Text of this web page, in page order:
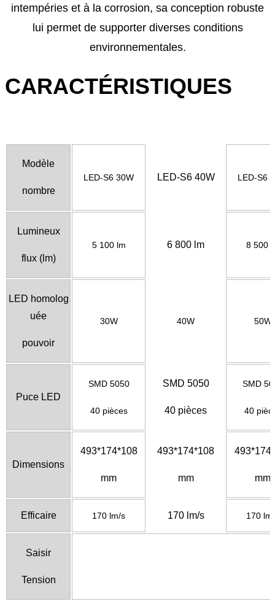
intempéries et à la corrosion, sa conception robuste
lui permet de supporter diverses conditions
environnementales.
CARACTÉRISTIQUES
Modèle
nombre
LED-S6 30W LED-S6 40W LED-S6
Lumineux
flux (lm)
5 100 lm 6 800 lm 8 500
LED homolog
uée
pouvoir
30W 40W 50W
Puce LED
SMD 5050
40 pièces
SMD 5050
40 pièces
SMD
40
Dimensions
493*174*108
mm
493*174*108
mm mm
Efficaire 170 lm/s 170 lm/s 170
Saisir
Tension